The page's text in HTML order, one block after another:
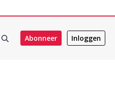
Abonneer Inloggen